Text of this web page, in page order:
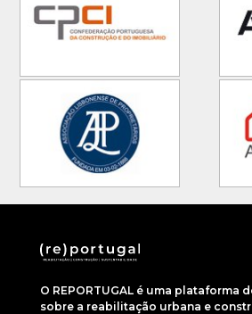
O REPORTUGAL é uma plataforma
sobre a reabilitação urbana e